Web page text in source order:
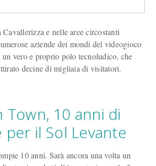
e nelle aree circostanti
aziende dei mondi del videogioco
vero e proprio polo tecnoludico, che
decine di migliaia di visitatori.
Town, 10 anni di
per il Sol Levante
10 anni. Sarà ancora una volta un